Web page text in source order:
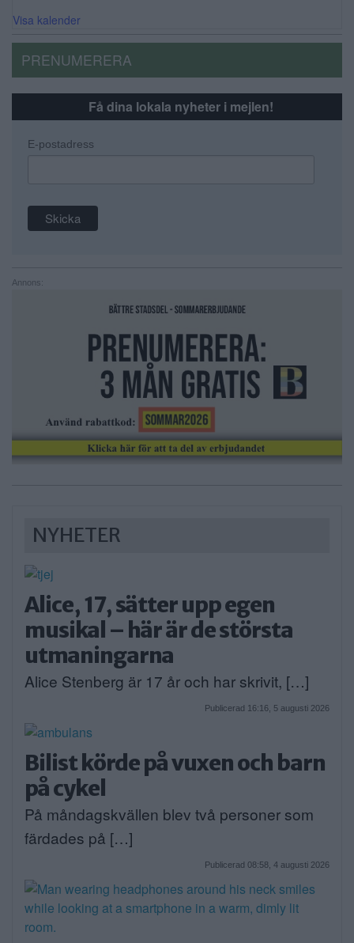
Visa kalender
PRENUMERERA
Få dina lokala nyheter i mejlen!
E-postadress
Annons:
NYHETER
Alice, 17, sätter upp egen
musikal – här är de största
utmaningarna
Alice Stenberg är 17 år och har skrivit, […]
Publicerad 16:16, 5 augusti 2026
Bilist körde på vuxen och barn
på cykel
På måndagskvällen blev två personer som
färdades på […]
Publicerad 08:58, 4 augusti 2026